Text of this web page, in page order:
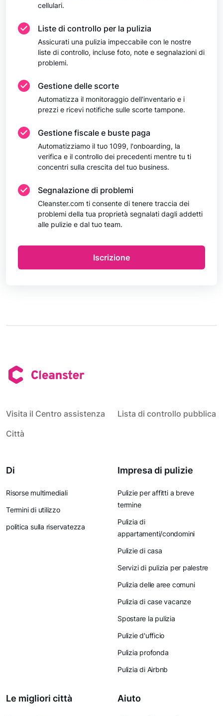
cellulari.
Liste di controllo per la pulizia
Assicurati una pulizia impeccabile con le nostre
liste di controllo, incluse foto, note e segnalazioni di
problemi.
Gestione delle scorte
Automatizza il monitoraggio dell'inventario e i
prezzi e ricevi notifiche sulle scorte tampone.
Gestione fiscale e buste paga
Automatizziamo il tuo 1099, l'onboarding, la
verifica e il controllo dei precedenti mentre tu ti
concentri sulla crescita del tuo business.
Segnalazione di problemi
Cleanster.com ti consente di tenere traccia dei
problemi della tua proprietà segnalati dagli addetti
alle pulizie e dal tuo team.
Iscrizione
Visita il Centro assistenza
Lista di controllo pubblica
Città
Di
Risorse multimediali
Termini di utilizzo
politica sulla riservatezza
Impresa di pulizie
Pulizie per affitti a breve
termine
Pulizia di
appartamenti/condomini
Pulizie di casa
Servizi di pulizia per palestre
Pulizia delle aree comuni
Pulizia di case vacanze
Spostare la pulizia
Pulizie d'ufficio
Pulizia profonda
Pulizia di Airbnb
Le migliori città Aiuto